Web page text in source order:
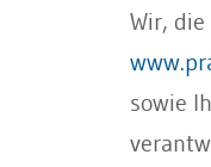
Wir,
sowie